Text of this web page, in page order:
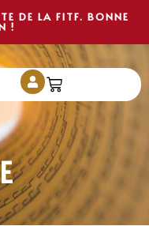
DE LA FITF. BONNE
!